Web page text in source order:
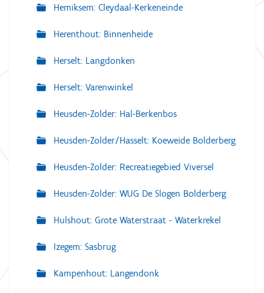
Hemiksem: Cleydaal-Kerkeneinde
Herenthout: Binnenheide
Herselt: Langdonken
Herselt: Varenwinkel
Heusden-Zolder: Hal-Berkenbos
Heusden-Zolder/Hasselt: Koeweide Bolderberg
Heusden-Zolder: Recreatiegebied Viversel
Heusden-Zolder: WUG De Slogen Bolderberg
Hulshout: Grote Waterstraat - Waterkrekel
Izegem: Sasbrug
Kampenhout: Langendonk